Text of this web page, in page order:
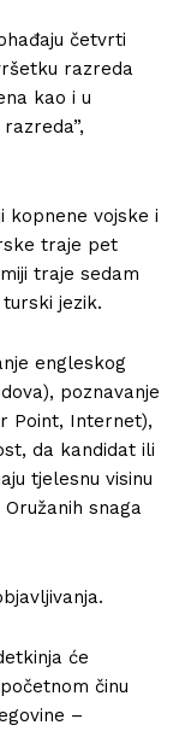
četvrti
razreda
kao i u
kopnene vojske i
traje pet
traje sedam
jezik.
engleskog
poznavanje
Point, Internet),
da kandidat ili
tjelesnu visinu
snaga
će
činu
–